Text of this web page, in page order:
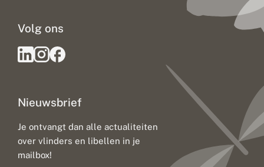
Nieuwsbrief
Je ontvangt dan alle actualiteiten
over vlinders en libellen in je
mailbox!
Volg ons